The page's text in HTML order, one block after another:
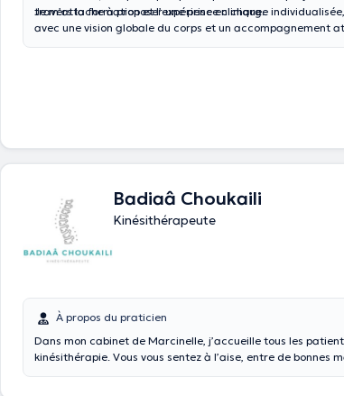
travers la formation et l’expérience clinique.
Je m’attache à proposer une prise en charge
avec une vision globale du corps et un accompagnement
Badiaâ Choukaili
Kinésithérapeute
À propos du praticien
Dans mon cabinet de Marcinelle, j’accueille tous les
kinésithérapie. Vous vous sentez à l’aise, entre de bonnes